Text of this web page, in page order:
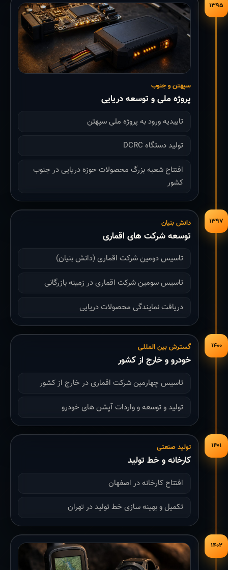
۱۳۹۵
سپهتن و جنوب
پروژه ملی و توسعه دریایی
تاییدیه ورود به پروژه ملی سپهتن
تولید دستگاه DCRC
افتتاح شعبه بزرگ محصولات حوزه دریایی در جنوب
کشور
۱۳۹۷ دانش بنیان
توسعه شرکت های اقماری
تاسیس دومین شرکت اقماری (دانش بنیان)
تاسیس سومین شرکت اقماری در زمینه بازرگانی
دریافت نمایندگی محصولات دریایی
۱۴۰۰ گسترش بین المللی
خودرو و خارج از کشور
تاسیس چهارمین شرکت اقماری در خارج از کشور
تولید و توسعه و واردات آپشن های خودرو
۱۴۰۱ تولید صنعتی
کارخانه و خط تولید
افتتاح کارخانه در اصفهان
تکمیل و بهینه سازی خط تولید در تهران
۱۴۰۲